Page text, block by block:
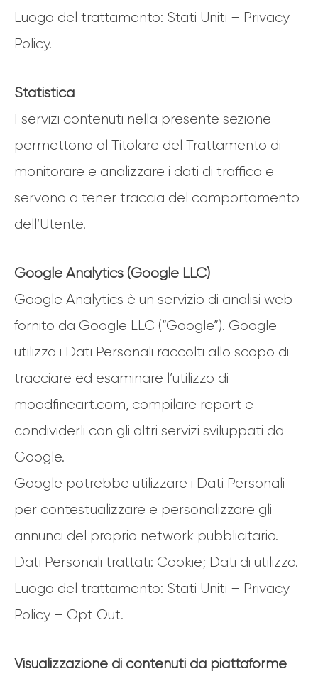
Luogo del trattamento: Stati Uniti – Privacy
Policy.
Statistica
I servizi contenuti nella presente sezione
permettono al Titolare del Trattamento di
monitorare e analizzare i dati di traffico e
servono a tener traccia del comportamento
dell’Utente.
Google Analytics (Google LLC)
Google Analytics è un servizio di analisi web
fornito da Google LLC (“Google”). Google
utilizza i Dati Personali raccolti allo scopo di
tracciare ed esaminare l’utilizzo di
moodfineart.com, compilare report e
condividerli con gli altri servizi sviluppati da
Google.
Google potrebbe utilizzare i Dati Personali
per contestualizzare e personalizzare gli
annunci del proprio network pubblicitario.
Dati Personali trattati: Cookie; Dati di utilizzo.
Luogo del trattamento: Stati Uniti – Privacy
Policy – Opt Out.
Visualizzazione di contenuti da piattaforme